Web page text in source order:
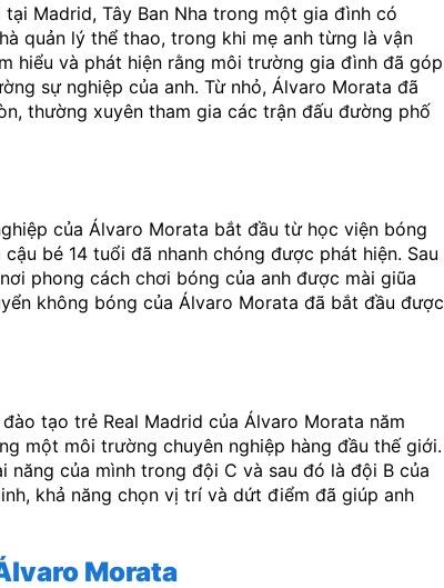
tại Madrid, Tây Ban Nha trong một gia đình có
quản lý thể thao, trong khi mẹ anh từng là vận
hiểu và phát hiện rằng môi trường gia đình đã góp
sự nghiệp của anh. Từ nhỏ, Álvaro Morata đã
thường xuyên tham gia các trận đấu đường phố
của Álvaro Morata bắt đầu từ học viện bóng
bé 14 tuổi đã nhanh chóng được phát hiện. Sau
phong cách chơi bóng của anh được mài giũa
không bóng của Álvaro Morata đã bắt đầu được
tạo trẻ Real Madrid của Álvaro Morata năm
một môi trường chuyên nghiệp hàng đầu thế giới.
của mình trong đội C và sau đó là đội B của
khả năng chọn vị trí và dứt điểm đã giúp anh
Morata